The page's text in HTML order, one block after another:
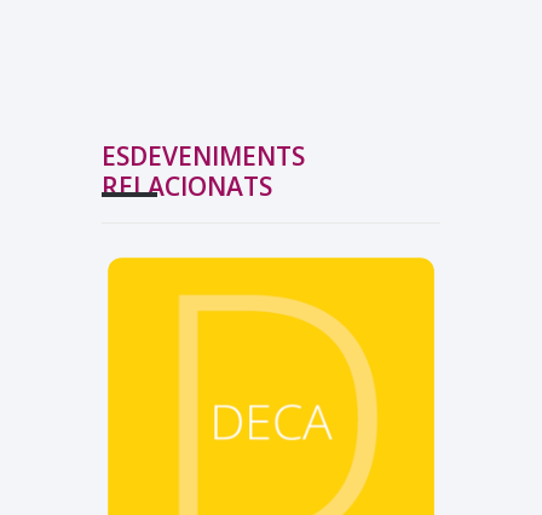
ESDEVENIMENTS
RELACIONATS